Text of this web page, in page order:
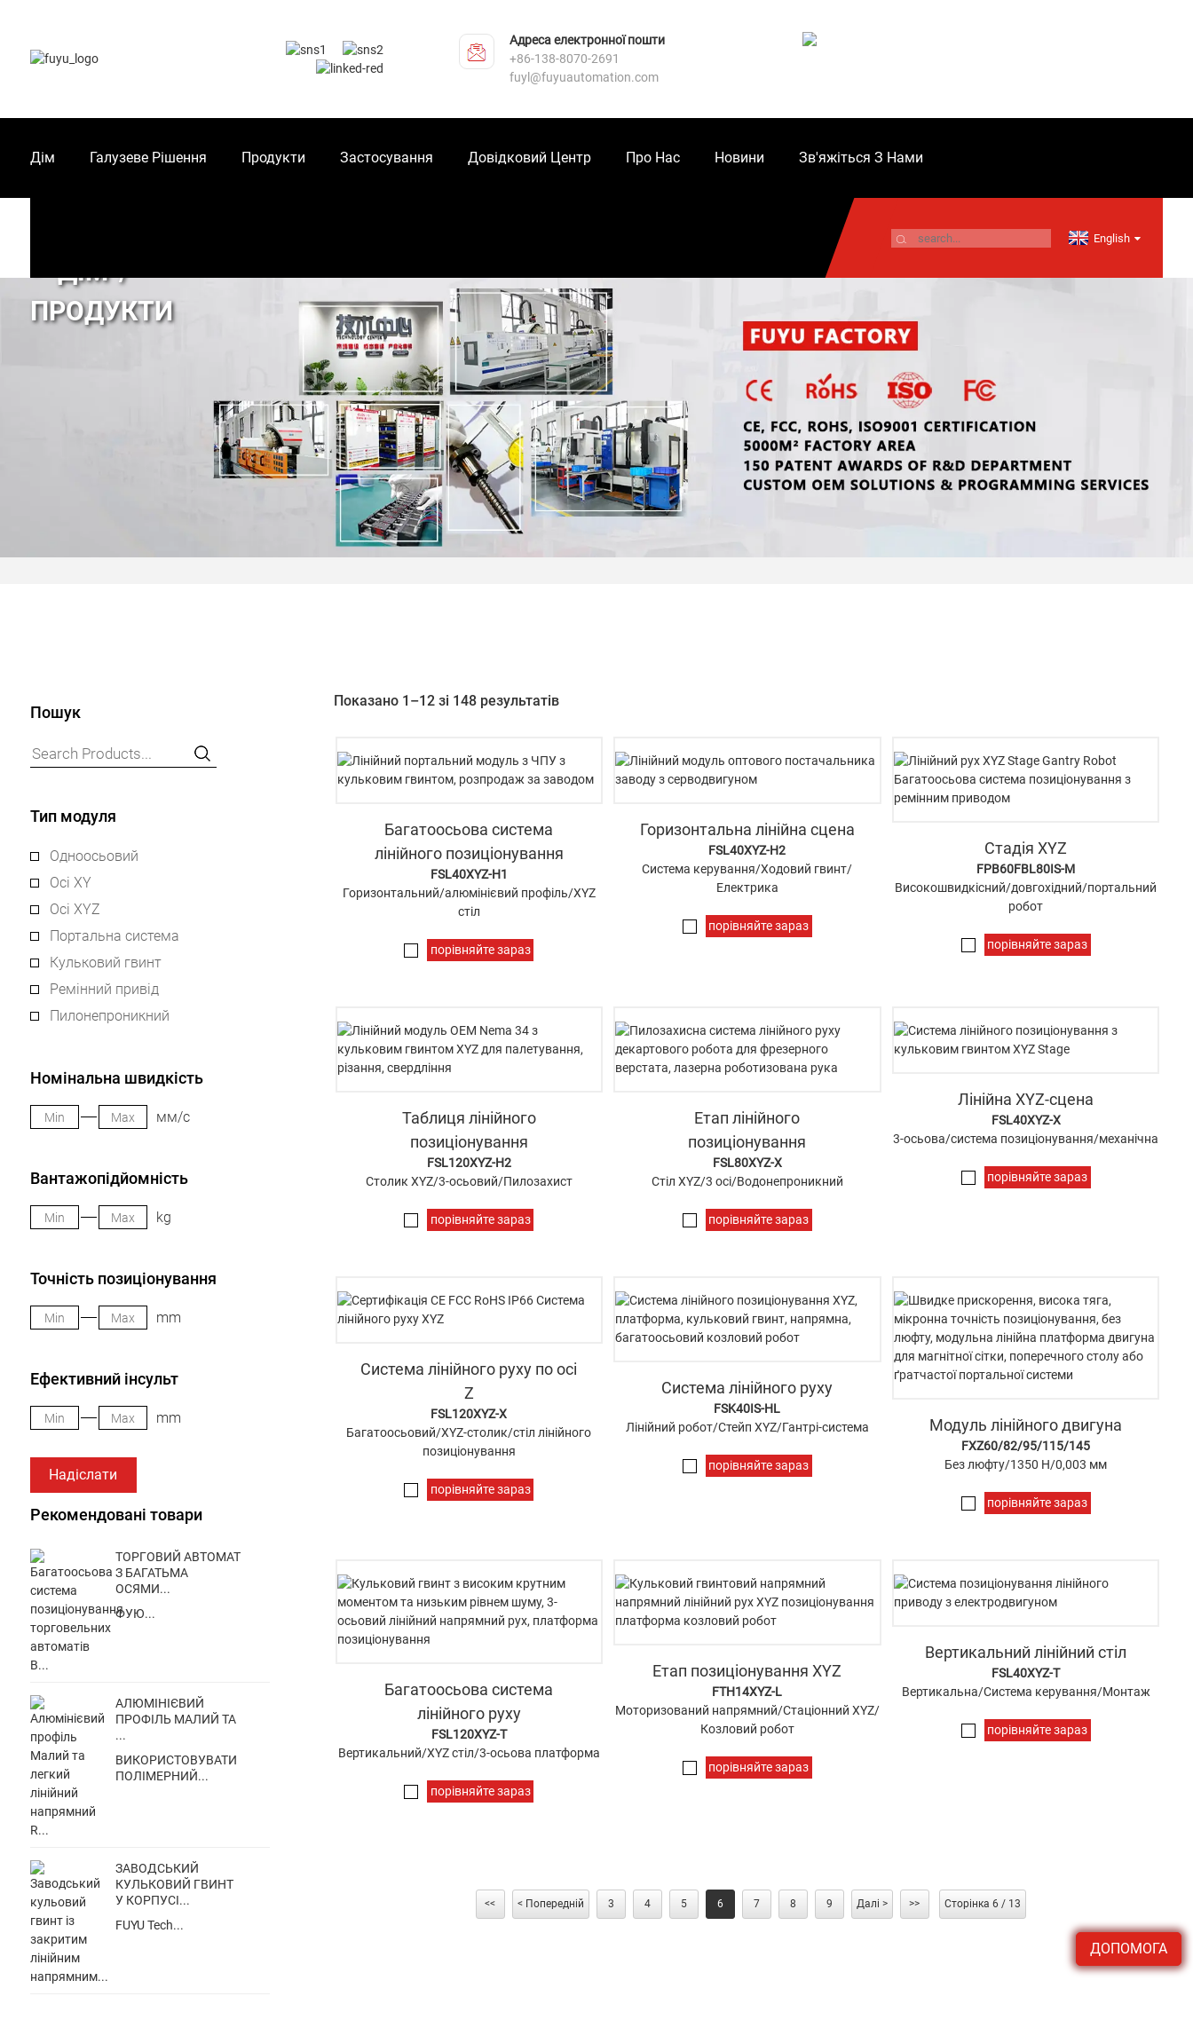
ДОПОМОГА
Адреса електронної пошти
+86-138-8070-2691
fuyl@fuyuautomation.com
Дім Галузеве Рішення Продукти Застосування Довідковий Центр Про Нас Новини Зв'яжіться З Нами
English
ДІМ
ПРОДУКТИ
Пошук
Тип модуля
Одноосьовий
Осі XY
Осі XYZ
Портальна система
Кульковий гвинт
Ремінний привід
Пилонепроникний
Номінальна швидкість
мм/с
Вантажопідйомність
kg
Точність позиціонування
mm
Ефективний інсульт
mm
Надіслати
Рекомендовані товари
ТОРГОВИЙ АВТОМАТ
З БАГАТЬМА
ОСЯМИ...
ФУЮ...
АЛЮМІНІЄВИЙ
ПРОФІЛЬ МАЛИЙ ТА
...
ВИКОРИСТОВУВАТИ
ПОЛІМЕРНИЙ...
ЗАВОДСЬКИЙ
КУЛЬКОВИЙ ГВИНТ
У КОРПУСІ...
FUYU Tech...
Показано 1–12 зі 148 результатів
Багатоосьова система
лінійного позиціонування
FSL40XYZ-H1
Горизонтальний/алюмінієвий профіль/XYZ
стіл
порівняйте зараз
Горизонтальна лінійна сцена
FSL40XYZ-H2
Система керування/Ходовий гвинт/
Електрика
порівняйте зараз
Стадія XYZ
FPB60FBL80IS-M
Високошвидкісний/довгохідний/портальний
робот
порівняйте зараз
Таблиця лінійного
позиціонування
FSL120XYZ-H2
Столик XYZ/3-осьовий/Пилозахист
порівняйте зараз
Етап лінійного
позиціонування
FSL80XYZ-X
Стіл XYZ/3 осі/Водонепроникний
порівняйте зараз
Лінійна XYZ-сцена
FSL40XYZ-X
3-осьова/система позиціонування/механічна
порівняйте зараз
Система лінійного руху по осі
Z
FSL120XYZ-X
Багатоосьовий/XYZ-столик/стіл лінійного
позиціонування
порівняйте зараз
Система лінійного руху
FSK40IS-HL
Лінійний робот/Стейп XYZ/Гантрі-система
порівняйте зараз
Модуль лінійного двигуна
FXZ60/82/95/115/145
Без люфту/1350 Н/0,003 мм
порівняйте зараз
Багатоосьова система
лінійного руху
FSL120XYZ-T
Вертикальний/XYZ стіл/3-осьова платформа
порівняйте зараз
Етап позиціонування XYZ
FTH14XYZ-L
Моторизований напрямний/Стаціонний XYZ/
Козловий робот
порівняйте зараз
Вертикальний лінійний стіл
FSL40XYZ-T
Вертикальна/Система керування/Монтаж
порівняйте зараз
<< < Попередній 3 4 5 6 7 8 9 Далі > >> Сторінка 6 / 13